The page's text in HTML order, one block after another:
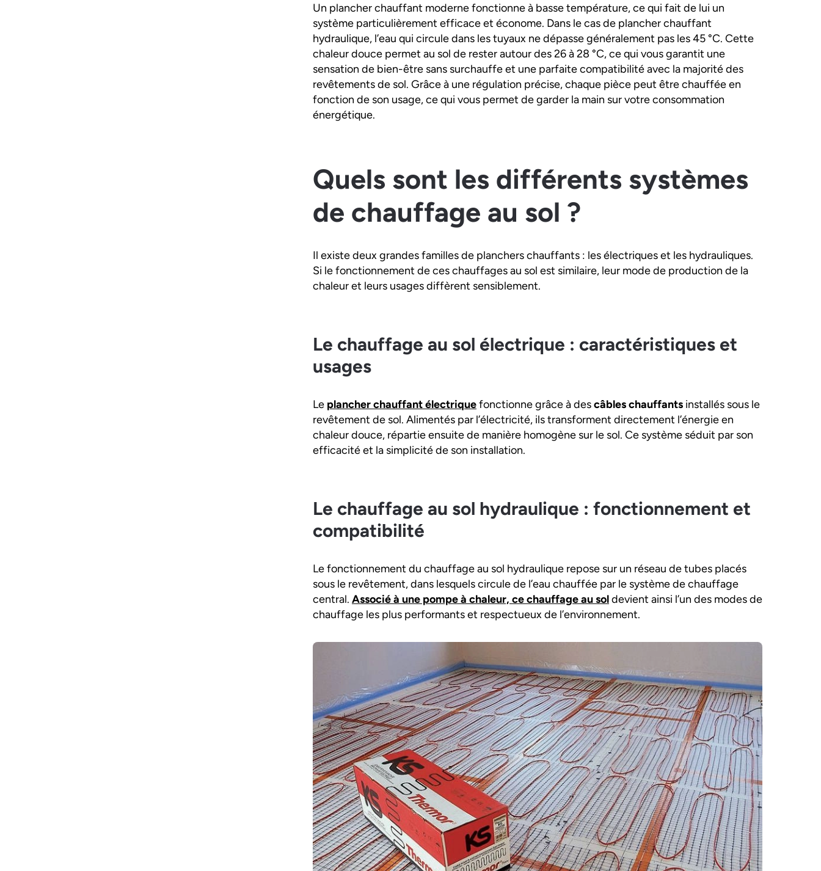
Un plancher chauffant moderne fonctionne à basse température, ce qui fait de lui un
système particulièrement efficace et économe. Dans le cas de plancher chauffant
hydraulique, l’eau qui circule dans les tuyaux ne dépasse généralement pas les 45 °C. Cette
chaleur douce permet au sol de rester autour des 26 à 28 °C, ce qui vous garantit une
sensation de bien-être sans surchauffe et une parfaite compatibilité avec la majorité des
revêtements de sol. Grâce à une régulation précise, chaque pièce peut être chauffée en
fonction de son usage, ce qui vous permet de garder la main sur votre consommation
énergétique.
Quels sont les différents systèmes
de chauffage au sol ?
Il existe deux grandes familles de planchers chauffants : les électriques et les hydrauliques.
Si le fonctionnement de ces chauffages au sol est similaire, leur mode de production de la
chaleur et leurs usages diffèrent sensiblement.
Le chauffage au sol électrique : caractéristiques et
usages
Le plancher chauffant électriquefonctionne grâce à descâbles chauffants installés sous le
revêtement de sol. Alimentés par l’électricité, ils transforment directement l’énergie en
chaleur douce, répartie ensuite de manière homogène sur le sol. Ce système séduit par son
efficacité et la simplicité de son installation.
Le chauffage au sol hydraulique : fonctionnement et
compatibilité
Le fonctionnement du chauffage au sol hydraulique repose sur un réseau de tubes placés
sous le revêtement, dans lesquels circule de l’eau chauffée par le système de chauffage
central. Associé à une pompe à chaleur, ce chauffage au soldevient ainsi l’un des modes de
chauffage les plus performants et respectueux de l’environnement.